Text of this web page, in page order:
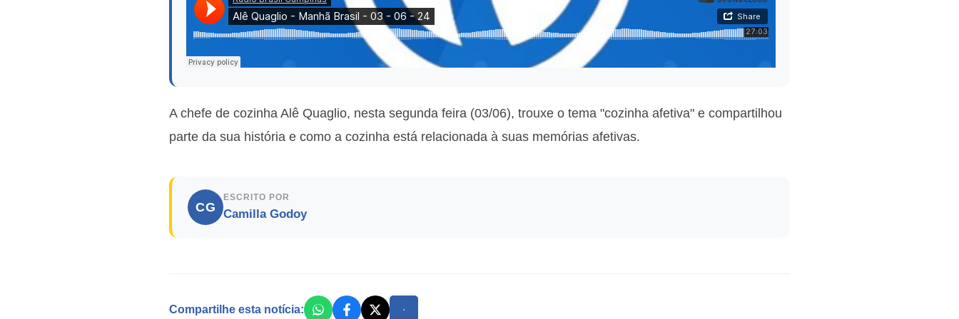
A chefe de cozinha Alê Quaglio, nesta segunda feira (03/06), trouxe o tema "cozinha afetiva" e compartilhou
parte da sua história e como a cozinha está relacionada à suas memórias afetivas.
CG
ESCRITO POR
Camilla Godoy
Compartilhe esta notícia: